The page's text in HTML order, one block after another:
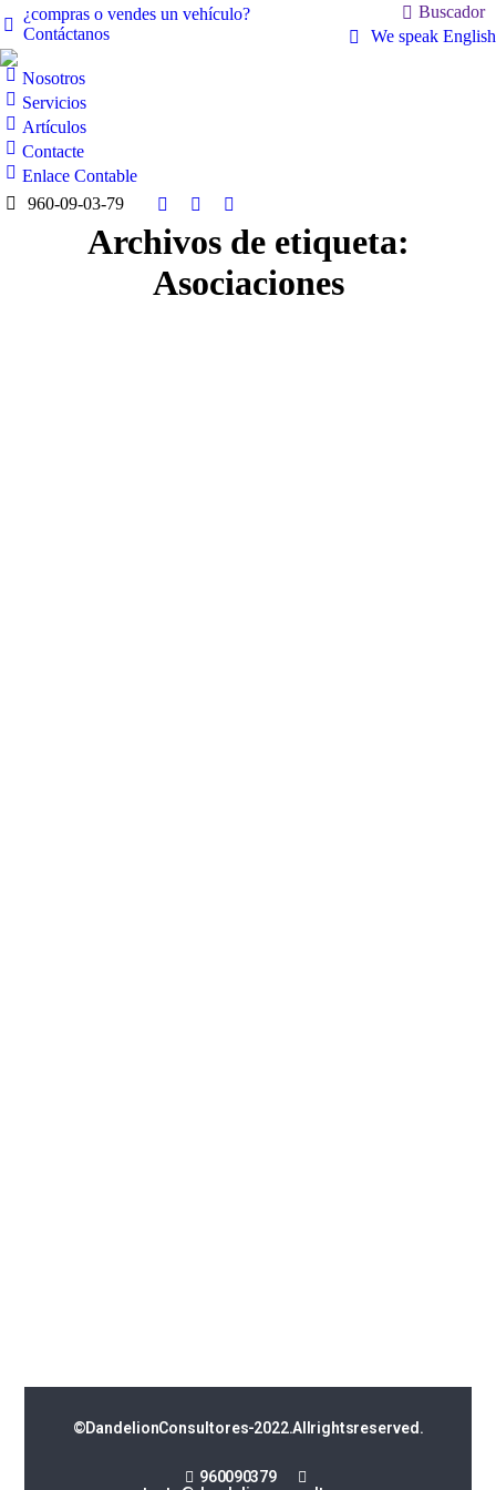
¿compras o vendes un vehículo?
Contáctanos
Buscador
We speak English
Nosotros
Servicios
Artículos
Contacte
Enlace Contable
960-09-03-79
Archivos de etiqueta:
Asociaciones
© Dandelion Consultores - 2022. All rights reserved.
960 090 379